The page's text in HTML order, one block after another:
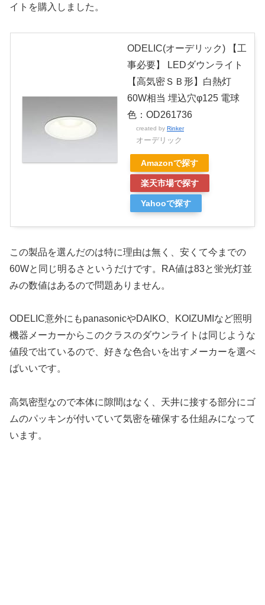
イトを購入しました。
ODELIC(オーデリック) 【工
事必要】 LEDダウンライト
【高気密ＳＢ形】白熱灯
60W相当 埋込穴φ125 電球
色：OD261736
created by Rinker
オーデリック
Amazonで探す
楽天市場で探す
Yahooで探す
この製品を選んだのは特に理由は無く、安くて今までの
60Wと同じ明るさというだけです。RA値は83と蛍光灯並
みの数値はあるので問題ありません。
ODELIC意外にもpanasonicやDAIKO、KOIZUMIなど照明
機器メーカーからこのクラスのダウンライトは同じような
値段で出ているので、好きな色合いを出すメーカーを選べ
ばいいです。
高気密型なので本体に隙間はなく、天井に接する部分にゴ
ムのパッキンが付いていて気密を確保する仕組みになって
います。